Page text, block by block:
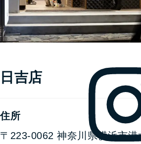
日吉店
住所
〒223-0062 神奈川県横浜市